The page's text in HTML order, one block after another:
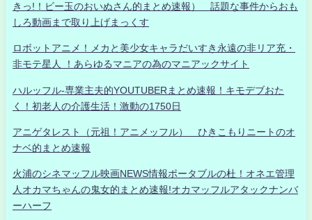
きっ!！ビー玉のおいぬさん的まとめ速報） 話題な事件からおも
しろ動画まで取り上げまっくす
ロボットアニメ！メカと美少女キャラだいすき永遠の非リア充・
非モテ星人 ！あらゆるマニアの為のマニアックサイト
ハルッフル-専業主夫的YOUTUBERまとめ速報！キモデブおた
く！初老人の介護生活！激動の1750日
アニゲタレスト（元祖！アニメッフル） ひきこもりニートのオ
ナベ的まとめ速報
火浦のシネマッフル映画NEWS情報ポータブルの杜！オネエ管理
人オカマちゃんの鬼女的まとめ速報!オカマッフルアタックナンバ
ーハーフ